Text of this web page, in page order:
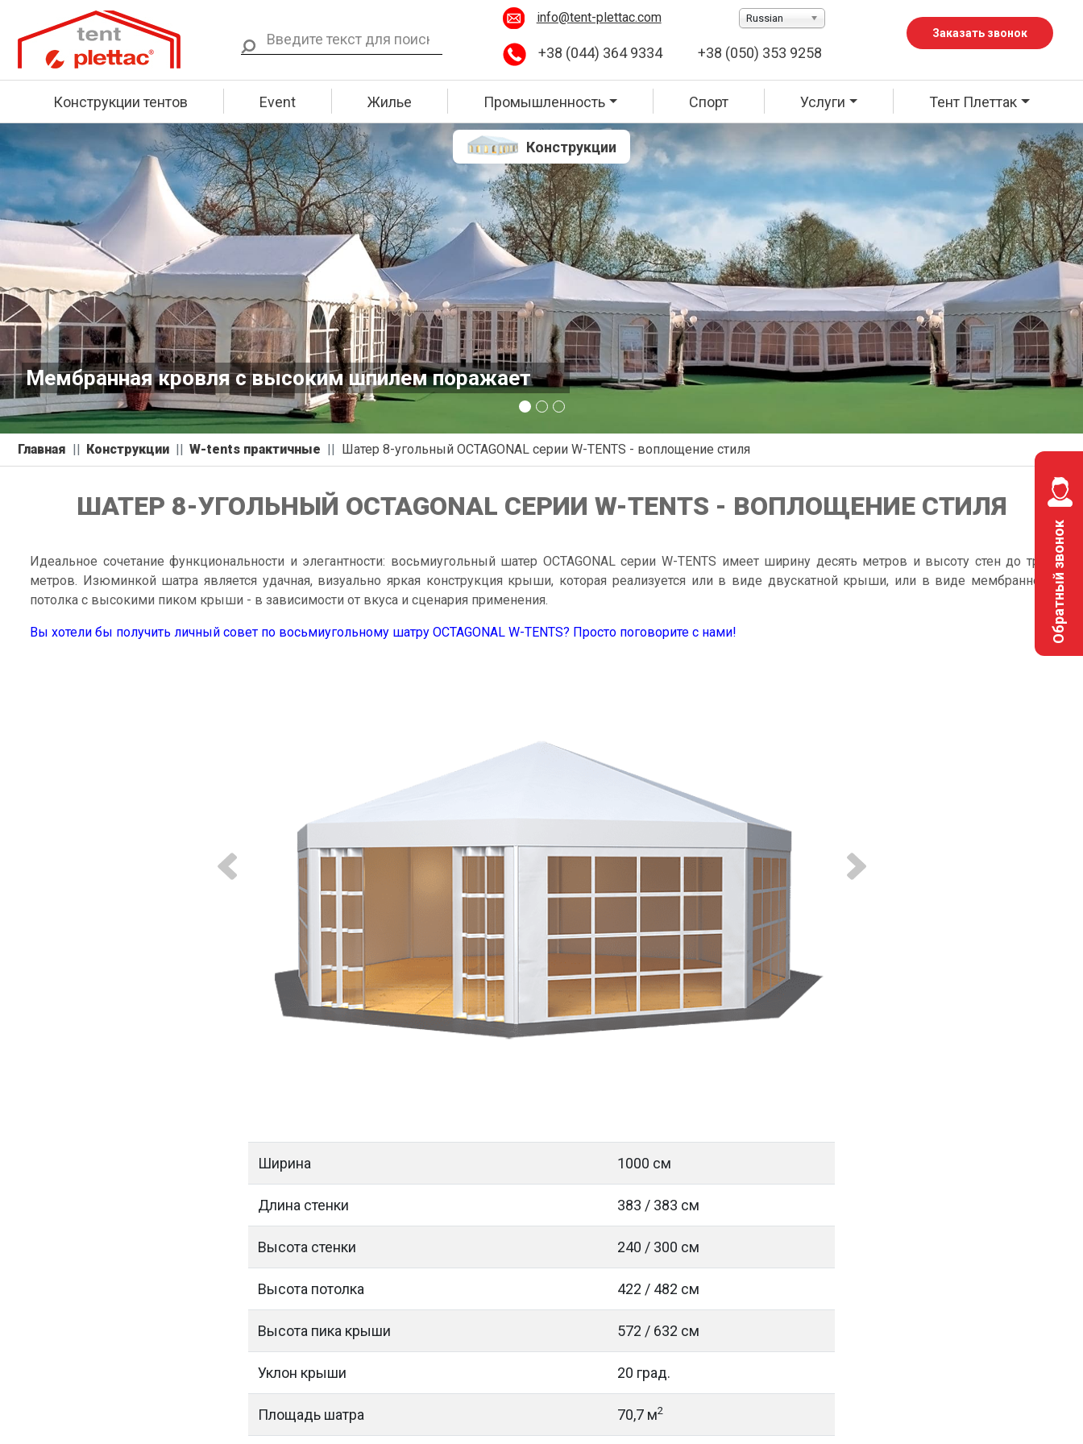
info@tent-plettac.com Russian
+38 (044) 364 9334 +38 (050) 353 9258
Заказать звонок
Конструкции тентов Event Жилье Промышленность Спорт Услуги Тент Плеттак
Конструкции
с высоким шпилем поражает Высокая
Главная Конструкции W-tents практичные Шатер 8-угольный OCTAGONAL серии W-TENTS - воплощение стиля
ШАТЕР 8-УГОЛЬНЫЙ OCTAGONAL СЕРИИ W-TENTS - ВОПЛОЩЕНИЕ СТИЛЯ
Идеальное сочетание функциональности и элегантности: восьмиугольный шатер OCTAGONAL серии W-TENTS имеет ширину десять метров и высоту стен до трех
метров. Изюминкой шатра является удачная, визуально яркая конструкция крыши, которая реализуется или в виде двускатной крыши, или в виде мембранного
потолка с высокими пиком крыши - в зависимости от вкуса и сценария применения.
Вы хотели бы получить личный совет по восьмиугольному шатру OCTAGONAL W-TENTS? Просто поговорите с нами!
Ширина 1000 см
Длина стенки 383 / 383 см
Высота стенки 240 / 300 см
Высота потолка 422 / 482 см
Высота пика крыши 572 / 632 см
Уклон крыши 20 град.
Площадь шатра 70,7 м2
Обратный звонок